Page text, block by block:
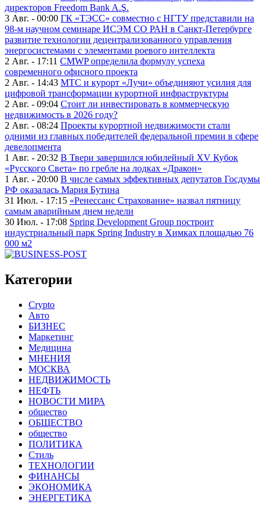
директоров Freedom Bank A.Ş.
3 Авг. - 00:00 ГК «ТЭСС» совместно с НГТУ представили на
98-м научном семинаре ИСЭМ СО РАН в Санкт-Петербурге
развитие технологии децентрализованного управления
энергосистемами с элементами роевого интеллекта
2 Авг. - 17:11 CMWP определила формулу успеха
современного офисного проекта
2 Авг. - 14:43 МТС и курорт «Лучи» объединяют усилия для
цифровой трансформации курортной инфраструктуры
2 Авг. - 09:04 Стоит ли инвестировать в коммерческую
недвижимость в 2026 году?
2 Авг. - 08:24 Проекты курортной недвижимости стали
одними из главных победителей федеральной премии в сфере
девелопмента
1 Авг. - 20:32 В Твери завершился юбилейный XV Кубок
«Русского Света» по гребле на лодках «Дракон»
1 Авг. - 20:00 В числе самых эффективных депутатов Госдумы
РФ оказалась Мария Бутина
31 Июл. - 17:15 «Ренессанс Страхование» назвал пятницу
самым аварийным днем недели
30 Июл. - 17:08 Spring Development Group построит
индустриальный парк Spring Industry в Химках площадью 76
000 м2
Категории
Crypto
Авто
БИЗНЕС
Маркетинг
Медицина
МНЕНИЯ
МОСКВА
НЕДВИЖИМОСТЬ
НЕФТЬ
НОВОСТИ МИРА
общество
ОБЩЕСТВО
общество
ПОЛИТИКА
Стиль
ТЕХНОЛОГИИ
ФИНАНСЫ
ЭКОНОМИКА
ЭНЕРГЕТИКА